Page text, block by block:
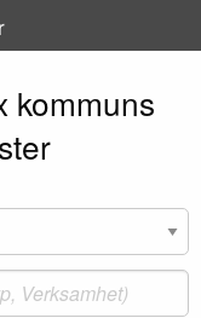
kommuns